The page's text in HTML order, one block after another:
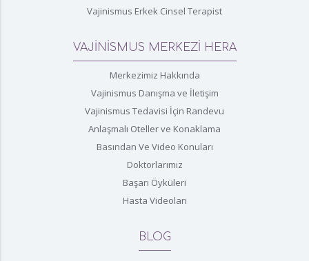
Vajinismus Erkek Cinsel Terapist
VAJİNİSMUS MERKEZİ HERA
Merkezimiz Hakkında
Vajinismus Danışma ve İletişim
Vajinismus Tedavisi İçin Randevu
Anlaşmalı Oteller ve Konaklama
Basından Ve Video Konuları
Doktorlarımız
Başarı Öyküleri
Hasta Videoları
BLOG